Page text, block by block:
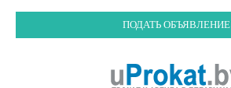
ПОДАТЬ ОБЪЯВЛЕНИЕ